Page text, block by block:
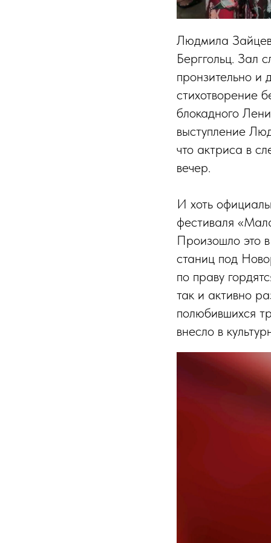
Людмила
Берггольц. Зал
пронзительно и
стихотворение
блокадного
выступление
что актриса в
вечер.
И хоть
фестиваля
Произошло это
станиц под
по праву
так и активно
полюбившихся
внесло в